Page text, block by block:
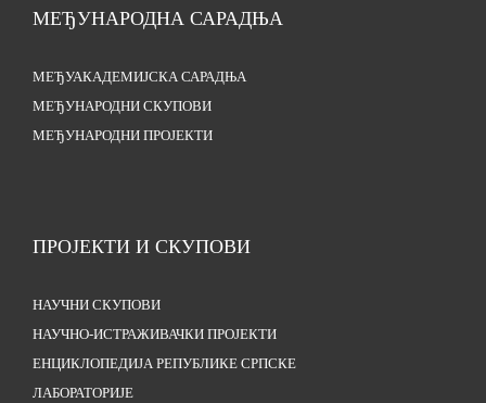
МЕЂУНАРОДНА САРАДЊА
МЕЂУАКАДЕМИЈСКА САРАДЊА
МЕЂУНАРОДНИ СКУПОВИ
МЕЂУНАРОДНИ ПРОЈЕКТИ
ПРОЈЕКТИ И СКУПОВИ
НАУЧНИ СКУПОВИ
НАУЧНО-ИСТРАЖИВАЧКИ ПРОЈЕКТИ
ЕНЦИКЛОПЕДИЈА РЕПУБЛИКЕ СРПСКЕ
ЛАБОРАТОРИЈЕ